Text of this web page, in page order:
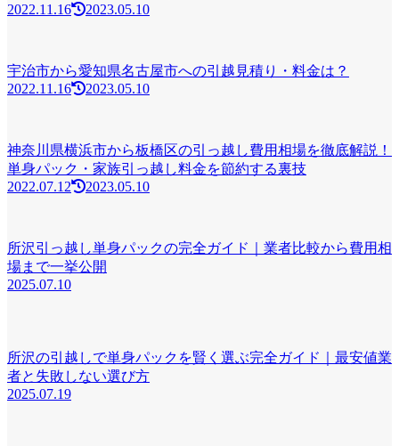
2022.11.16
2023.05.10
宇治市から愛知県名古屋市への引越見積り・料金は？
2022.11.16
2023.05.10
神奈川県横浜市から板橋区の引っ越し費用相場を徹底解説！
単身パック・家族引っ越し料金を節約する裏技
2022.07.12
2023.05.10
所沢引っ越し単身パックの完全ガイド｜業者比較から費用相
場まで一挙公開
2025.07.10
所沢の引越しで単身パックを賢く選ぶ完全ガイド｜最安値業
者と失敗しない選び方
2025.07.19